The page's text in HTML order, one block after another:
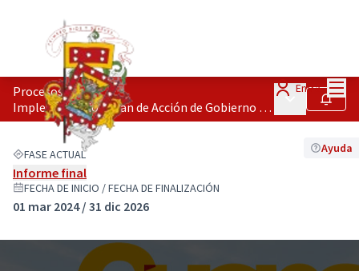
Entra
Procesos /
Implementación Plan de Acción de Gobierno Abierto
Menú Seguir
Ayuda
FASE ACTUAL
Informe final
FECHA DE INICIO / FECHA DE FINALIZACIÓN
01 mar 2024 / 31 dic 2026